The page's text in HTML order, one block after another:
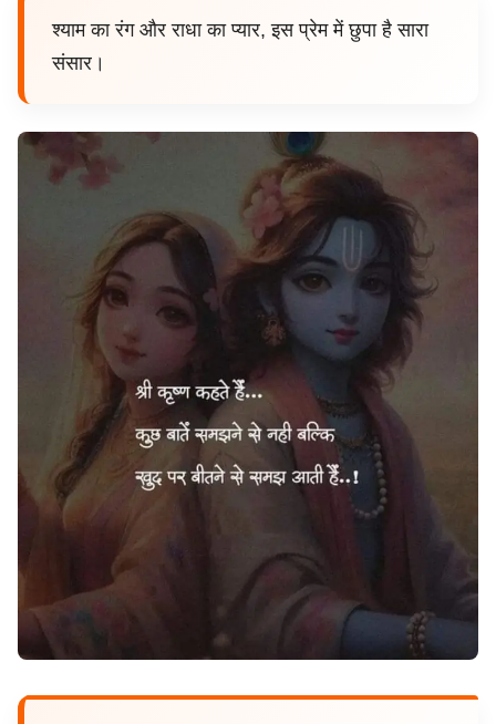
श्याम का रंग और राधा का प्यार, इस प्रेम में छुपा है सारा
संसार।